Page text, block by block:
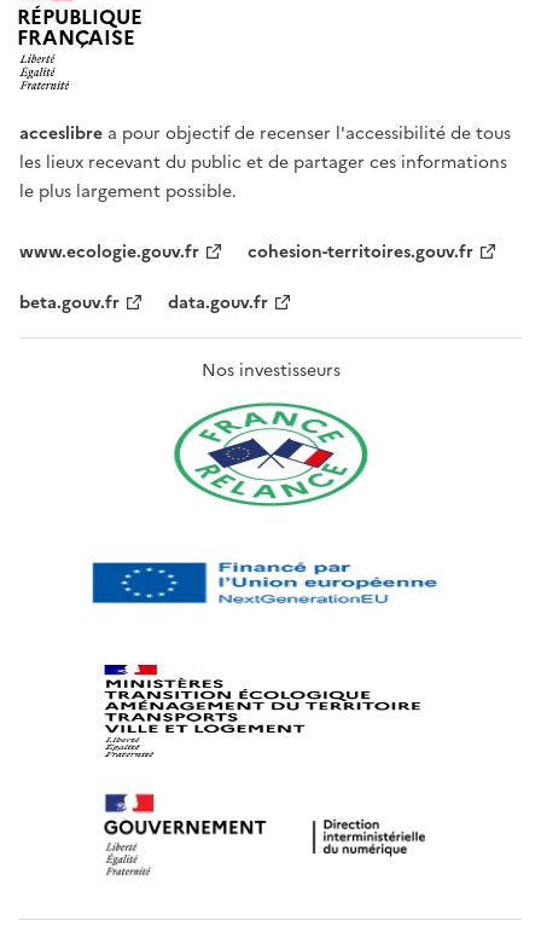
RÉPUBLIQUE
FRANÇAISE
acceslibre a pour objectif de recenser l'accessibilité de tous
les lieux recevant du public et de partager ces informations
le plus largement possible.
www.ecologie.gouv.fr
cohesion-territoires.gouv.fr
beta.gouv.fr
data.gouv.fr
Nos investisseurs